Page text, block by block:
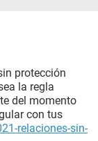
protección
la regla
del momento
con tus
relaciones-sin-